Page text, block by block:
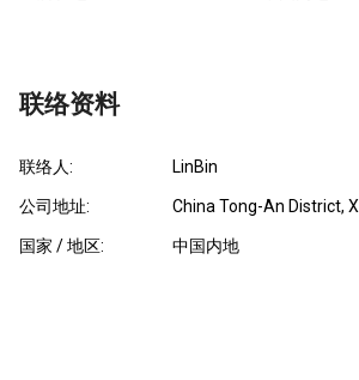
联络资料
联络人: LinBin
公司地址: China Tong-An District,
国家 / 地区: 中国内地